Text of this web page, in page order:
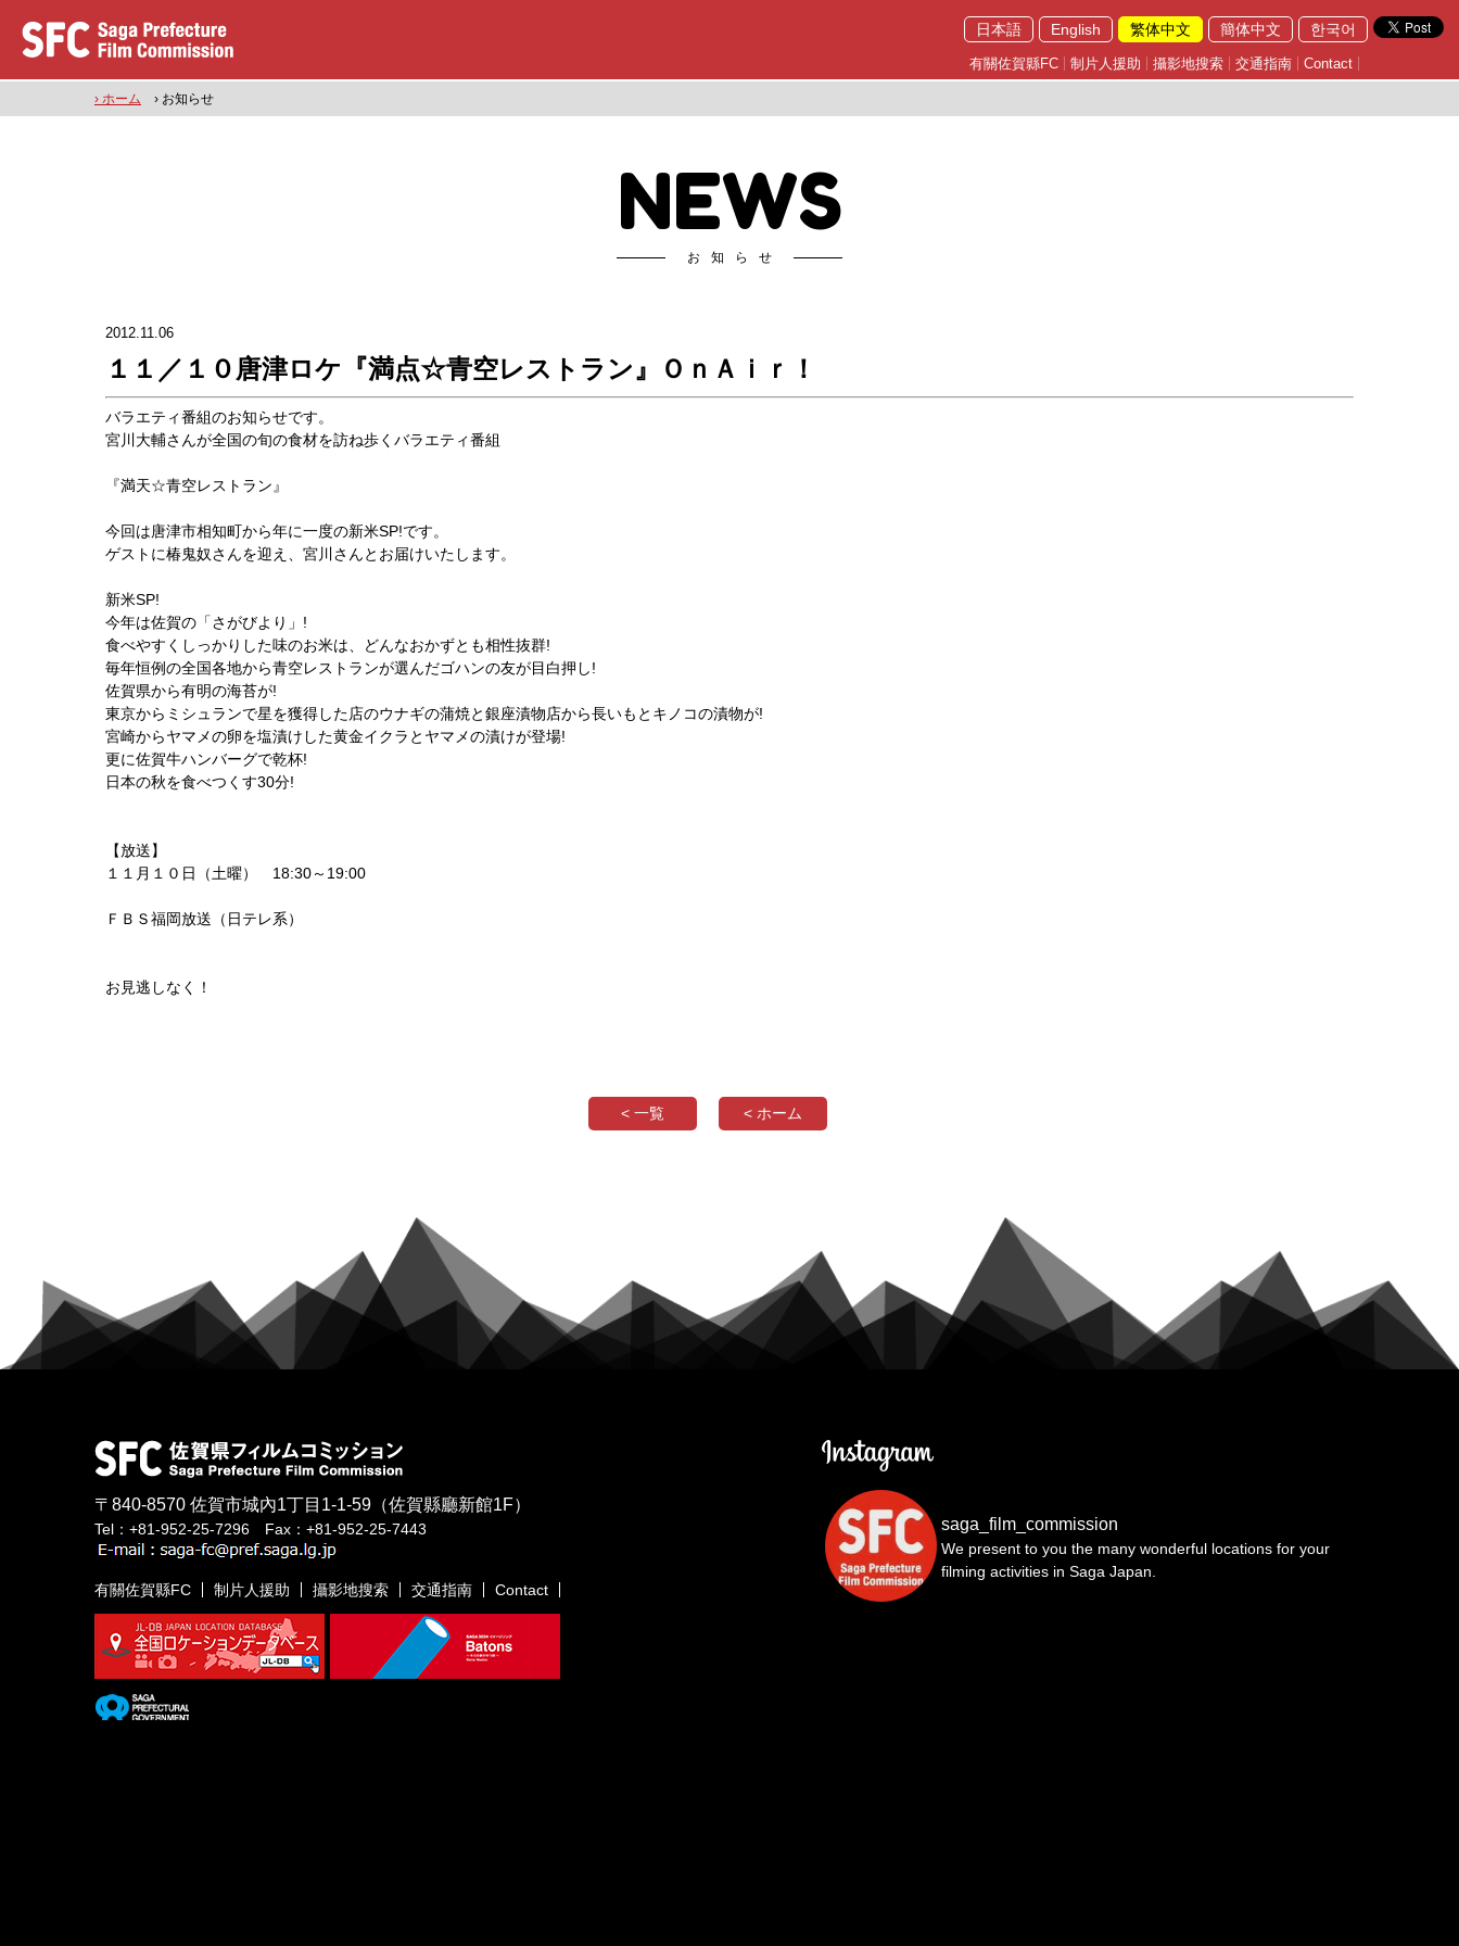
日本語 English 繁体中文 簡体中文 한국어
有關佐賀縣FC 制片人援助 攝影地搜索 交通指南 Contact
› ホーム › お知らせ
NEWS
お知らせ
2012.11.06
１１／１０唐津ロケ『満点☆青空レストラン』ＯｎＡｉｒ！
バラエティ番組のお知らせです。
宮川大輔さんが全国の旬の食材を訪ね歩くバラエティ番組
『満天☆青空レストラン』
今回は唐津市相知町から年に一度の新米SP!です。
ゲストに椿鬼奴さんを迎え、宮川さんとお届けいたします。
新米SP!
今年は佐賀の「さがびより」!
食べやすくしっかりした味のお米は、どんなおかずとも相性抜群!
毎年恒例の全国各地から青空レストランが選んだゴハンの友が目白押し!
佐賀県から有明の海苔が!
東京からミシュランで星を獲得した店のウナギの蒲焼と銀座漬物店から長いもとキノコの漬物が!
宮崎からヤマメの卵を塩漬けした黄金イクラとヤマメの漬けが登場!
更に佐賀牛ハンバーグで乾杯!
日本の秋を食べつくす30分!
【放送】
１１月１０日（土曜） 18:30～19:00
ＦＢＳ福岡放送（日テレ系）
お見逃しなく！
< 一覧 < ホーム
saga_film_commission
We present to you the many wonderful locations for your
filming activities in Saga Japan.
〒840-8570 佐賀市城內1丁目1-1-59 （佐賀縣廳新館1F）
Tel：+81-952-25-7296 Fax：+81-952-25-7443
有關佐賀縣FC 制片人援助 攝影地搜索 交通指南 Contact